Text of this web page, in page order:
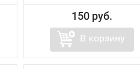
150 руб.
В корзину